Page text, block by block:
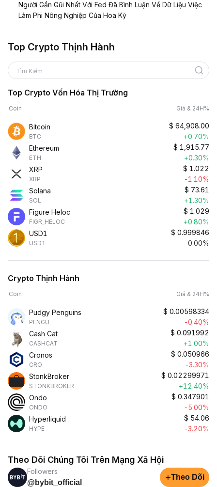
Người Gần Gũi Nhất Với Fed Đã Bình Luận Về Dữ Liệu Việc
Làm Phi Nông Nghiệp Của Hoa Kỳ
Top Crypto Thịnh Hành
Tìm Kiếm
Top Crypto Vốn Hóa Thị Trường
Coin Giá & 24H%
Bitcoin
BTC
$ 64,908.00
+0.70%
Ethereum
ETH
$ 1,915.77
+0.30%
XRP
XRP
$ 1.022
-1.10%
Solana
SOL
$ 73.61
+1.30%
Figure Heloc
FIGR_HELOC
$ 1.029
+0.80%
USD1
USD1
$ 0.999846
0.00%
Crypto Thịnh Hành
Coin Giá & 24H%
Pudgy Penguins
PENGU
$ 0.00598334
-0.40%
Cash Cat
CASHCAT
$ 0.091992
+1.00%
Cronos
CRO
$ 0.050966
-3.30%
StonkBroker
STONKBROKER
$ 0.02299971
+12.40%
Ondo
ONDO
$ 0.347901
-5.00%
Hyperliquid
HYPE
$ 54.06
-3.20%
Theo Dõi Chúng Tôi Trên Mạng Xã Hội
Followers
@bybit_official
+Theo Dõi